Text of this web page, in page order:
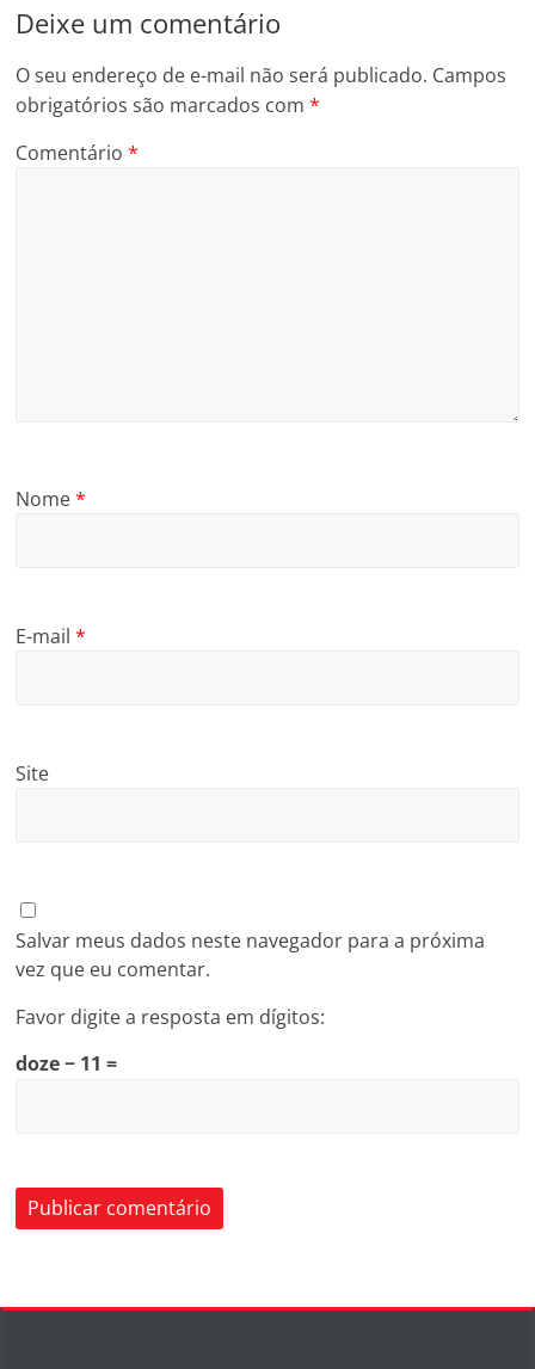
Deixe um comentário
O seu endereço de e-mail não será publicado. Campos
obrigatórios são marcados com*
Comentário*
Nome*
E-mail*
Site
Salvar meus dados neste navegador para a próxima
vez que eu comentar.
Favor digite a resposta em dígitos:
doze − 11 =